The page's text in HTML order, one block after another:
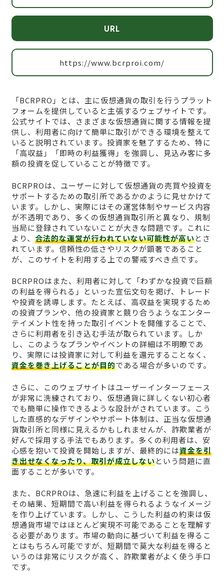
URL
https://www.bcrproi.com/
「BCRPRO」とは、主に仮想通貨の取引を行うプラット
フォームを提供していると主張するウェブサイトです。
公式サイトでは、さまざまな仮想通貨に関する情報を提
供し、利用者に向けて簡単に取引ができる環境を整えて
いると説明されています。投資家を魅了するため、特に
「高収益」「即時の利益獲得」を強調し、見込み客に多
額の投資を促していることが特徴です。
BCRPROは、ユーザーに対して仮想通貨の売買や投資を
サポートするための取引所であるかのように見せかけて
います。しかし、実際にはその運営体制やサービス内容
が不透明であり、多くの仮想通貨取引所と異なり、規制
当局に登録されていないことが大きな問題です。これに
より、 合法的な運営が行われていない可能性が高いとさ
れています。信頼性の低さやリスクが顕著であること
が、このサイトを利用する上での警戒すべき点です。
BCRPROはまた、利用者に対して「わずかな投資で巨額
の利益を得られる」といった宣伝文句を掲げ、トレード
や投資を誘導します。たとえば、高収益を実現するため
の投資プランや、他の投資家と競り合うようなエンター
テイメント性を持った取引イベントを開催することで、
さらに利用者を引き込む手法が取られています。しか
し、このようなプランやイベントの詳細は不明瞭であ
り、実際には投資家に対して利益を還元することなく、
資金を巻き上げることが目的である場合が多いのです。
さらに、このウェブサイトはユーザーインターフェース
が非常に洗練されており、仮想通貨に詳しくない初心者
でも簡単に操作できるような設計がされています。こう
した直感的なデザインやサポート体制は、正当な仮想通
貨取引所と同様に見えるかもしれませんが、詐欺業者が
好んで採用する手法でもあります。多くの利用者は、安
心感を抱いて投資を開始しますが、最終的には資金を引
き出せなくなったり、取引が成立しないという問題に直
面することが多いです。
また、BCRPROは、急速に利益を上げることを強調し、
その結果、短期間で高い利益を得られるようなイメージ
を作り上げています。しかし、こうした利益の約束は仮
想通貨市場ではほとんど実現不可能であることを理解す
る必要があります。市場の動向に基づいて利益を得るこ
とはもちろん可能ですが、短期間で莫大な利益を得ると
いうのは非常にリスクが高く、詐欺業者がよく使う手口
です。